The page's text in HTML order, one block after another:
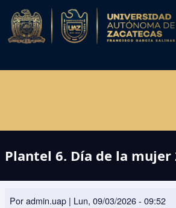
Pasar
contenido
principal
Plantel 6. Día de la mujer
Poradmin.uap | Lun, 09/03/2026 - 09:52